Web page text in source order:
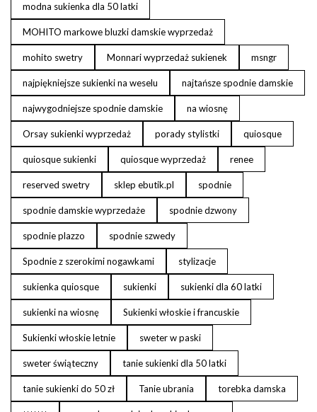
modna sukienka dla 50 latki
MOHITO markowe bluzki damskie wyprzedaż
mohito swetry Monnari wyprzedaż sukienek msngr
najpiękniejsze sukienki na weselu najtańsze spodnie damskie
najwygodniejsze spodnie damskie na wiosnę
Orsay sukienki wyprzedaż porady stylistki quiosque
quiosque sukienki quiosque wyprzedaż renee
reserved swetry sklep ebutik.pl spodnie
spodnie damskie wyprzedaże spodnie dzwony
spodnie plazzo spodnie szwedy
Spodnie z szerokimi nogawkami stylizacje
sukienka quiosque sukienki sukienki dla 60 latki
sukienki na wiosnę Sukienki włoskie i francuskie
Sukienki włoskie letnie sweter w paski
sweter świąteczny tanie sukienki dla 50 latki
tanie sukienki do 50 zł Tanie ubrania torebka damska